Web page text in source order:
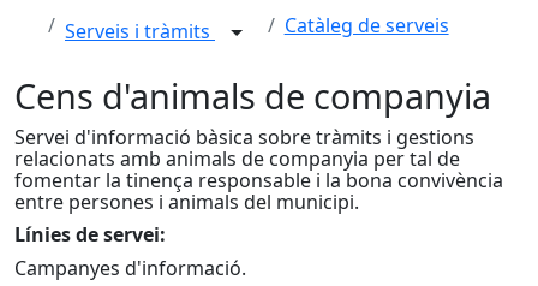
Serveis i tràmits Catàleg de serveis
Cens d'animals de companyia
Servei d'informació bàsica sobre tràmits i gestions
relacionats amb animals de companyia per tal de
fomentar la tinença responsable i la bona convivència
entre persones i animals del municipi.
Línies de servei:
Campanyes d'informació.